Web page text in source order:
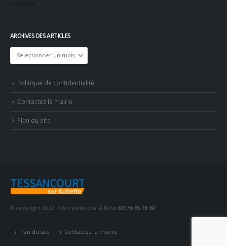
ARCHIVES DES ARTICLES
Archives
des
Politique de confidentialité
Contactez la mairie
Plan du site
© copyright 2022. Site réalisé par A.Kotas 06 76 65 78 60
Plan du site Contactez la mairie